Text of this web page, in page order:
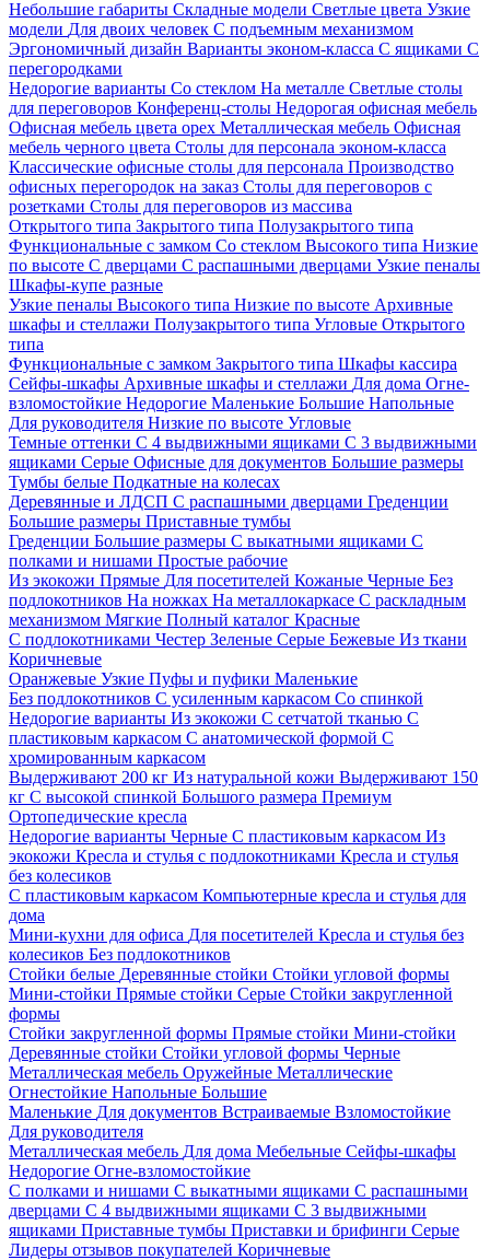
Небольшие габариты Складные модели Светлые цвета Узкие
модели Для двоих человек С подъемным механизмом
Эргономичный дизайн Варианты эконом-класса С ящиками С
перегородками
Недорогие варианты Со стеклом На металле Светлые столы
для переговоров Конференц-столы Недорогая офисная мебель
Офисная мебель цвета орех Металлическая мебель Офисная
мебель черного цвета Столы для персонала эконом-класса
Классические офисные столы для персонала Производство
офисных перегородок на заказ Столы для переговоров с
розетками Столы для переговоров из массива
Открытого типа Закрытого типа Полузакрытого типа
Функциональные с замком Со стеклом Высокого типа Низкие
по высоте С дверцами С распашными дверцами Узкие пеналы
Шкафы-купе разные
Узкие пеналы Высокого типа Низкие по высоте Архивные
шкафы и стеллажи Полузакрытого типа Угловые Открытого
типа
Функциональные с замком Закрытого типа Шкафы кассира
Сейфы-шкафы Архивные шкафы и стеллажи Для дома Огне-
взломостойкие Недорогие Маленькие Большие Напольные
Для руководителя Низкие по высоте Угловые
Темные оттенки С 4 выдвижными ящиками С 3 выдвижными
ящиками Серые Офисные для документов Большие размеры
Тумбы белые Подкатные на колесах
Деревянные и ЛДСП С распашными дверцами Греденции
Большие размеры Приставные тумбы
Греденции Большие размеры С выкатными ящиками С
полками и нишами Простые рабочие
Из экокожи Прямые Для посетителей Кожаные Черные Без
подлокотников На ножках На металлокаркасе С раскладным
механизмом Мягкие Полный каталог Красные
С подлокотниками Честер Зеленые Серые Бежевые Из ткани
Коричневые
Оранжевые Узкие Пуфы и пуфики Маленькие
Без подлокотников С усиленным каркасом Со спинкой
Недорогие варианты Из экокожи С сетчатой тканью С
пластиковым каркасом С анатомической формой С
хромированным каркасом
Выдерживают 200 кг Из натуральной кожи Выдерживают 150
кг С высокой спинкой Большого размера Премиум
Ортопедические кресла
Недорогие варианты Черные С пластиковым каркасом Из
экокожи Кресла и стулья с подлокотниками Кресла и стулья
без колесиков
С пластиковым каркасом Компьютерные кресла и стулья для
дома
Мини-кухни для офиса Для посетителей Кресла и стулья без
колесиков Без подлокотников
Стойки белые Деревянные стойки Стойки угловой формы
Мини-стойки Прямые стойки Серые Стойки закругленной
формы
Стойки закругленной формы Прямые стойки Мини-стойки
Деревянные стойки Стойки угловой формы Черные
Металлическая мебель Оружейные Металлические
Огнестойкие Напольные Большие
Маленькие Для документов Встраиваемые Взломостойкие
Для руководителя
Металлическая мебель Для дома Мебельные Сейфы-шкафы
Недорогие Огне-взломостойкие
С полками и нишами С выкатными ящиками С распашными
дверцами С 4 выдвижными ящиками С 3 выдвижными
ящиками Приставные тумбы Приставки и брифинги Серые
Лидеры отзывов покупателей Коричневые